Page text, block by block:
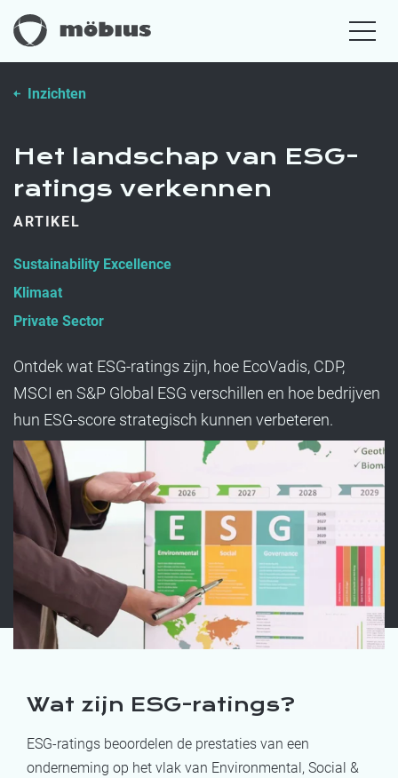
Inzichten
Het landschap van ESG-
ratings verkennen
ARTIKEL
Sustainability Excellence
Klimaat
Private Sector
Ontdek wat ESG-ratings zijn, hoe EcoVadis, CDP,
MSCI en S&P Global ESG verschillen en hoe bedrijven
hun ESG-score strategisch kunnen verbeteren.
Wat zijn ESG-ratings?
ESG-ratings beoordelen de prestaties van een
onderneming op het vlak van Environmental, Social &